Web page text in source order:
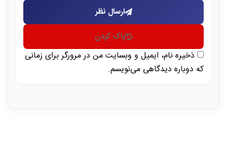
ارسال نظر
پاک کردن
ذخیره نام، ایمیل و وبسایت من در مرورگر برای زمانی
که دوباره دیدگاهی می‌نویسم.